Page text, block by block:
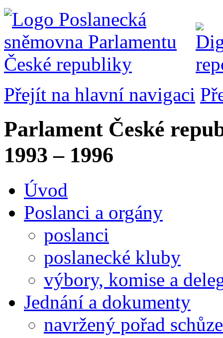
Přejít na hlavní navigaci
Parlament České
1993 – 1996
Úvod
Poslanci a orgány
poslanci
poslanecké kluby
výbory, komise a
Jednání a dokumenty
navržený pořad schůze